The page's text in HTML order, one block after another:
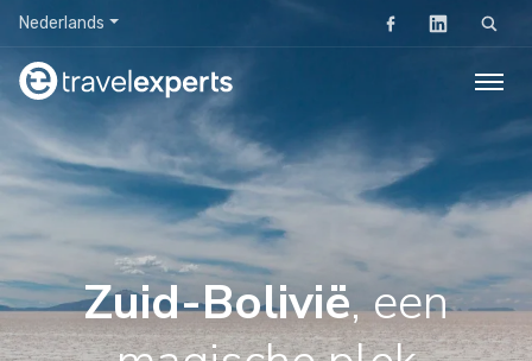
Nederlands
Zoeken
Zuid-Bolivië, een